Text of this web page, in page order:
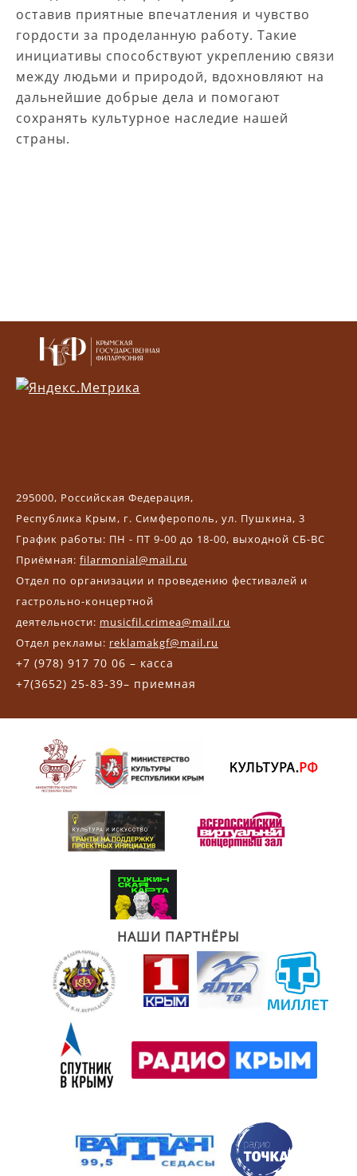
оставив приятные впечатления и чувство
гордости за проделанную работу. Такие
инициативы способствуют укреплению связи
между людьми и природой, вдохновляют на
дальнейшие добрые дела и помогают
сохранять культурное наследие нашей
страны.
295000, Российская Федерация,
Республика Крым, г. Симферополь, ул. Пушкина, 3
График работы: ПН - ПТ 9-00 до 18-00, выходной СБ-ВС
Приёмная: filarmonial@mail.ru
Отдел по организации и проведению фестивалей и
гастрольно-концертной
деятельности: musicfil.crimea@mail.ru
Отдел рекламы: reklamakgf@mail.ru
+7 (978) 917 70 06 – касса
+7(3652) 25-83-39– приемная
НАШИ ПАРТНЁРЫ